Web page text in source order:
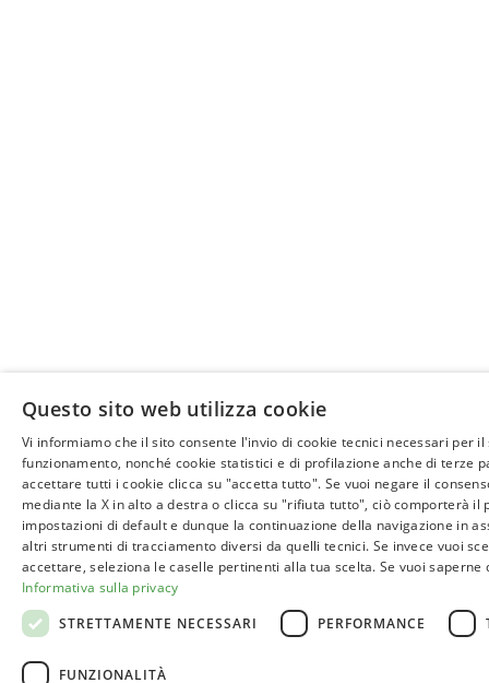
Questo sito web utilizza cookie
Vi informiamo che il sito consente l'invio di cookie tecnici necessari per
funzionamento, nonché cookie statistici e di profilazione anche di terze
accettare tutti i cookie clicca su "accetta tutto". Se vuoi negare il
mediante la X in alto a destra o clicca su "rifiuta tutto", ciò comporterà il
impostazioni di default e dunque la continuazione della navigazione in
altri strumenti di tracciamento diversi da quelli tecnici. Se invece vuoi
accettare, seleziona le caselle pertinenti alla tua scelta. Se vuoi saperne
Informativa sulla privacy
STRETTAMENTE NECESSARI
PERFORMANCE
FUNZIONALITÀ